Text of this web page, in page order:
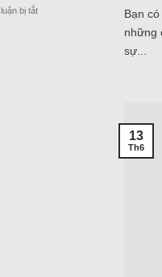
Nguyên
bị tắtở
Bạn
những
sự...
13
Th6